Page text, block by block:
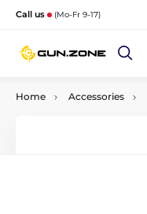
Call us (Mo-Fr 9-17)
Home Accessories